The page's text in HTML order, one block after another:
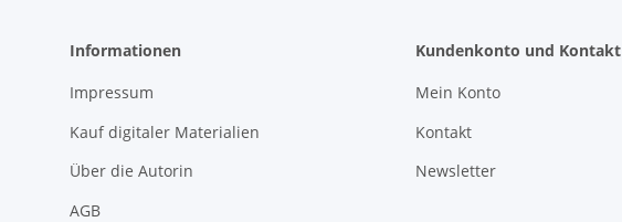
Informationen
Impressum
Kauf digitaler Materialien
Über die Autorin
AGB
Kundenkonto und Kontakt
Mein Konto
Kontakt
Newsletter